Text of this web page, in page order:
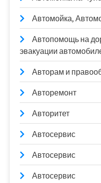
Автомойка,
Автопомощь на
эвакуации
Авторам и
Авторемонт
Авторитет
Автосервис
Автосервис
Автосервис